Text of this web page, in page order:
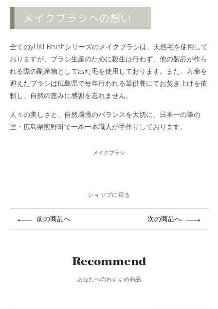
全てのyUKI Brushシリーズのメイクブラシは、天然毛を使用して
おりますが、ブラシ生産のために殺生は行わず、他の製品が作ら
れる際の副産物として出た毛を使用しております。また、寿命を
迎えたブラシは広島県で毎年行われる筆供養にてお焚き上げを依
頼し、自然の恵みに感謝を忘れません。
人々の美しさと、自然環境のバランスを大切に、日本一の筆の
里・広島県熊野町で一本一本職人が手作りしております。
メイクブラシ
ショップに戻る
前の商品へ 次の商品へ
Recommend
あなたへのおすすめ商品